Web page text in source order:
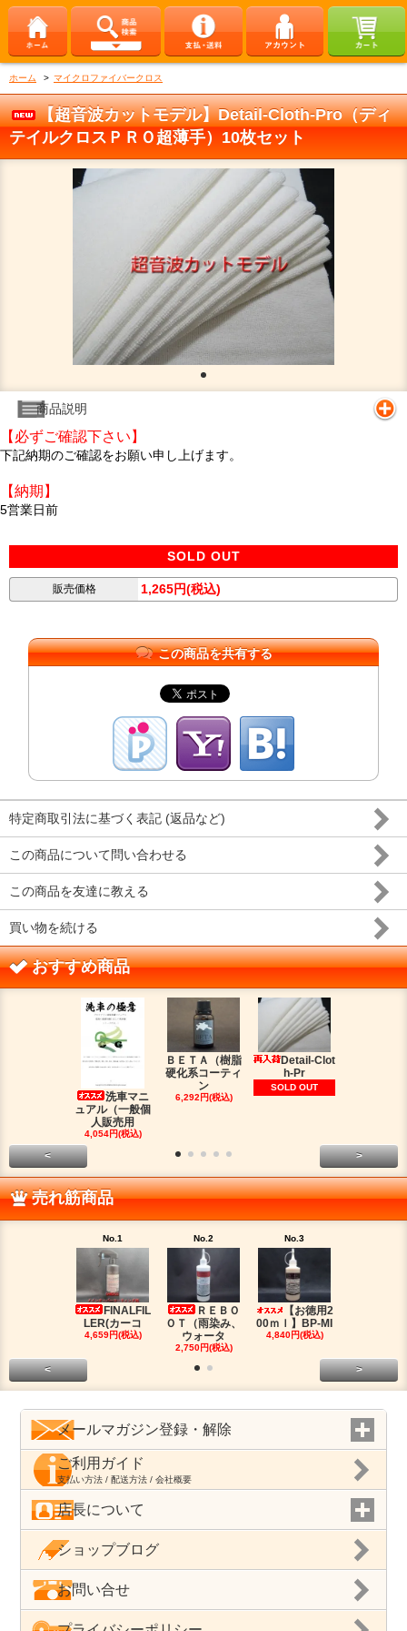
ホーム > マイクロファイバークロス
【超音波カットモデル】Detail-Cloth-Pro（ディ
テイルクロスＰＲＯ超薄手）10枚セット
商品説明
【必ずご確認下さい】
下記納期のご確認をお願い申し上げます。
【納期】
5営業日前
SOLD OUT
販売価格 1,265円(税込)
この商品を共有する
特定商取引法に基づく表記 (返品など)
この商品について問い合わせる
この商品を友達に教える
買い物を続ける
おすすめ商品
洗車マニ
ュアル（一般個
人販売用
4,054円(税込)
ＢＥＴＡ（樹脂
硬化系コーティ
ン
6,292円(税込)
Detail-Clot
h-Pr
SOLD OUT
< >
売れ筋商品
No.1
FINALFIL
LER(カーコ
4,659円(税込)
No.2
ＲＥＢＯ
ＯＴ（雨染み、
ウォータ
2,750円(税込)
No.3
【お徳用2
00ｍｌ】BP-MI
4,840円(税込)
< >
メールマガジン登録・解除
ご利用ガイド
支払い方法 / 配送方法 / 会社概要
店長について
ショップブログ
お問い合せ